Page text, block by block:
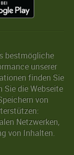
bestmögliche
unserer
finden Sie
Sie die Webseite
von
Netzwerken,
von Inhalten.